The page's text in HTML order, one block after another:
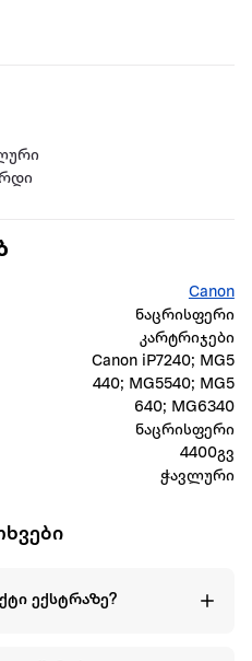
Canon
ნაცრისფერი
კარტრიჯები
Canon iP7240; MG5
440; MG5540; MG5
640; MG6340
ნაცრისფერი
4400გვ
ჭავლური
ექსტრაზე?